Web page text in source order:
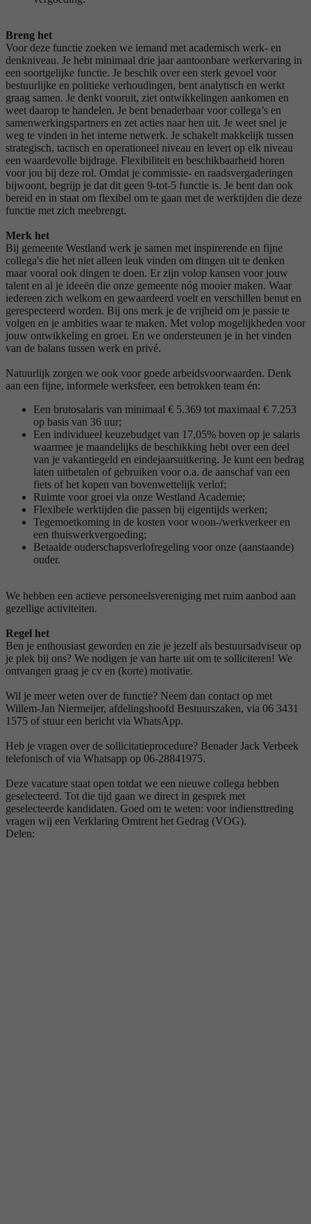
Breng het
Voor deze functie zoeken we iemand met academisch werk- en
denkniveau. Je hebt minimaal drie jaar aantoonbare werkervaring in
een soortgelijke functie. Je beschik over een sterk gevoel voor
bestuurlijke en politieke verhoudingen, bent analytisch en werkt
graag samen. Je denkt vooruit, ziet ontwikkelingen aankomen en
weet daarop te handelen. Je bent benaderbaar voor collega’s en
samenwerkingspartners en zet acties naar hen uit. Je weet snel je
weg te vinden in het interne netwerk. Je schakelt makkelijk tussen
strategisch, tactisch en operationeel niveau en levert op elk niveau
een waardevolle bijdrage. Flexibiliteit en beschikbaarheid horen
voor jou bij deze rol. Omdat je commissie- en raadsvergaderingen
bijwoont, begrijp je dat dit geen 9-tot-5 functie is. Je bent dan ook
bereid en in staat om flexibel om te gaan met de werktijden die deze
functie met zich meebrengt.
Merk het
Bij gemeente Westland werk je samen met inspirerende en fijne
collega's die het niet alleen leuk vinden om dingen uit te denken
maar vooral ook dingen te doen. Er zijn volop kansen voor jouw
talent en al je ideeën die onze gemeente nóg mooier maken. Waar
iedereen zich welkom en gewaardeerd voelt en verschillen benut en
gerespecteerd worden. Bij ons merk je de vrijheid om je passie te
volgen en je ambities waar te maken. Met volop mogelijkheden voor
jouw ontwikkeling en groei. En we ondersteunen je in het vinden
van de balans tussen werk en privé.
Natuurlijk zorgen we ook voor goede arbeidsvoorwaarden. Denk
aan een fijne, informele werksfeer, een betrokken team én:
Een brutosalaris van minimaal € 5.369 tot maximaal € 7.253
op basis van 36 uur;
Een individueel keuzebudget van 17,05% boven op je salaris
waarmee je maandelijks de beschikking hebt over een deel
van je vakantiegeld en eindejaarsuitkering. Je kunt een bedrag
laten uitbetalen of gebruiken voor o.a. de aanschaf van een
fiets of het kopen van bovenwettelijk verlof;
Ruimte voor groei via onze Westland Academie;
Flexibele werktijden die passen bij eigentijds werken;
Tegemoetkoming in de kosten voor woon-/werkverkeer en
een thuiswerkvergoeding;
Betaalde ouderschapsverlofregeling voor onze (aanstaande)
ouder.
We hebben een actieve personeelsvereniging met ruim aanbod aan
gezellige activiteiten.
Regel het
Ben je enthousiast geworden en zie je jezelf als bestuursadviseur op
je plek bij ons? We nodigen je van harte uit om te solliciteren! We
ontvangen graag je cv en (korte) motivatie.
Wil je meer weten over de functie? Neem dan contact op met
Willem-Jan Niermeijer, afdelingshoofd Bestuurszaken, via 06 3431
1575 of stuur een bericht via WhatsApp.
Heb je vragen over de sollicitatieprocedure? Benader Jack Verbeek
telefonisch of via Whatsapp op 06-28841975.
Deze vacature staat open totdat we een nieuwe collega hebben
geselecteerd. Tot die tijd gaan we direct in gesprek met
geselecteerde kandidaten. Goed om te weten: voor indiensttreding
vragen wij een Verklaring Omtrent het Gedrag (VOG).
Delen: